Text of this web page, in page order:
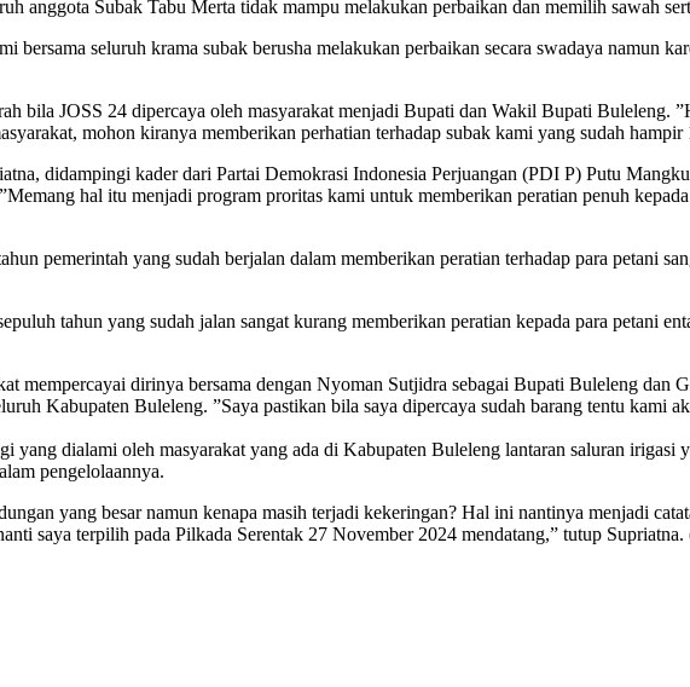
anggota Subak Tabu Merta tidak mampu melakukan perbaikan dan memilih sawah
bersama seluruh krama subak berusha melakukan perbaikan secara swadaya namun
bila JOSS 24 dipercaya oleh masyarakat menjadi Bupati dan Wakil Bupati Buleleng.
mohon kiranya memberikan perhatian terhadap subak kami yang sudah
didampingi kader dari Partai Demokrasi Indonesia Perjuangan (PDI P) Putu
hal itu menjadi program proritas kami untuk memberikan peratian penuh
pemerintah yang sudah berjalan dalam memberikan peratian terhadap para petani
tahun yang sudah jalan sangat kurang memberikan peratian kepada para petani
mempercayai dirinya bersama dengan Nyoman Sutjidra sebagai Bupati Buleleng dan
Kabupaten Buleleng. ”Saya pastikan bila saya dipercaya sudah barang tentu kami
yang dialami oleh masyarakat yang ada di Kabupaten Buleleng lantaran saluran
pengelolaannya.
yang besar namun kenapa masih terjadi kekeringan? Hal ini nantinya menjadi
saya terpilih pada Pilkada Serentak 27 November 2024 mendatang,” tutup Supriatna.